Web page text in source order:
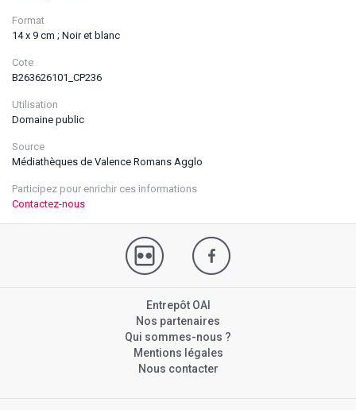
Format
14 x 9 cm ; Noir et blanc
Cote
B263626101_CP236
Utilisation
Domaine public
Source
Médiathèques de Valence Romans Agglo
Participez pour enrichir ces informations
Contactez-nous
Entrepôt OAI
Nos partenaires
Qui sommes-nous ?
Mentions légales
Nous contacter